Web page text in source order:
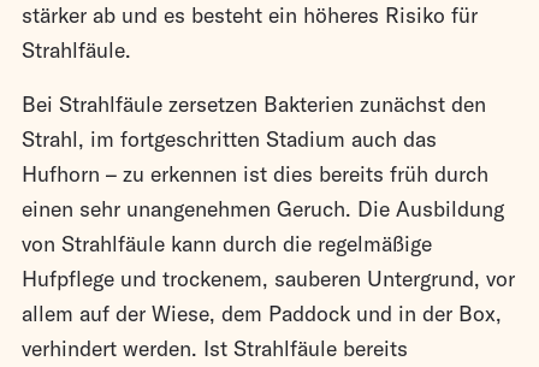
stärker ab und es besteht ein höheres Risiko für
Strahlfäule.
Bei Strahlfäule zersetzen Bakterien zunächst den
Strahl, im fortgeschritten Stadium auch das
Hufhorn – zu erkennen ist dies bereits früh durch
einen sehr unangenehmen Geruch. Die Ausbildung
von Strahlfäule kann durch die regelmäßige
Hufpflege und trockenem, sauberen Untergrund, vor
allem auf der Wiese, dem Paddock und in der Box,
verhindert werden. Ist Strahlfäule bereits